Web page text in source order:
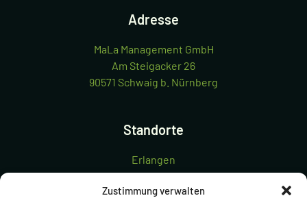
Zustimmung verwalten
Adresse
MaLa Management GmbH
Am Steigacker 26
90571 Schwaig b. Nürnberg
Standorte
Erlangen
Nürnberg Süd